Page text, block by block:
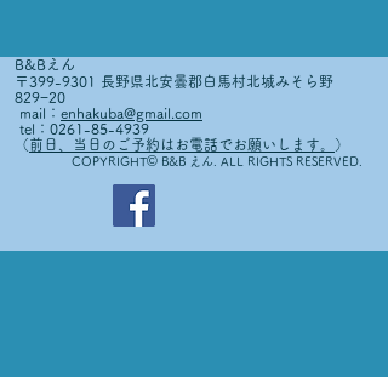
B&Bえん
〒399-9301 長野県北安曇郡白馬村北城みそら野
829−20
mail： enhakuba@gmail.com
tel：0261-85-4939
（ 前日、当日のご予約はお電話でお願いします。 ）
COPYRIGHT© B&B えん. ALL RIGHTS RESERVED.